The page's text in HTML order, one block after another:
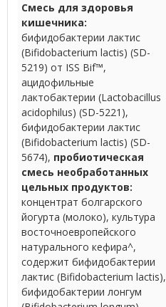
Смесь для здоровья
кишечника:
бифидобактерии лактис
(Bifidobacterium lactis) (SD-
5219) от ISS Bif™,
ацидофильные
лактобактерии (Lactobacillus
acidophilus) (SD-5221),
бифидобактерии лактис
(Bifidobacterium lactis) (SD-
5674), пробиотическая
смесь необработанных
цельных продуктов:
концентрат болгарского
йогурта (молоко), культура
восточноевропейского
натурального кефира^,
содержит бифидобактерии
лактис (Bifidobacterium lactis),
бифидобактерии лонгум